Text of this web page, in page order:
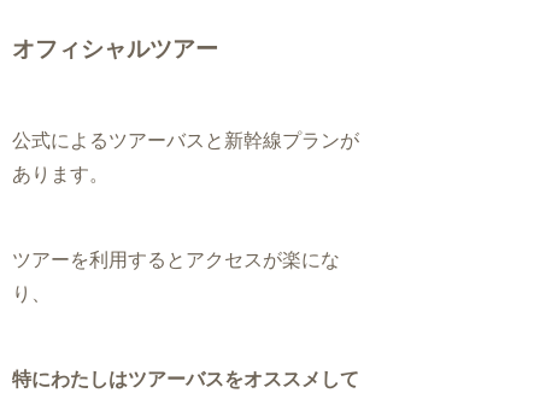
オフィシャルツアー
公式によるツアーバスと新幹線プランが
あります。
ツアーを利用するとアクセスが楽にな
り、
特にわた しはツアーバスをオススメして